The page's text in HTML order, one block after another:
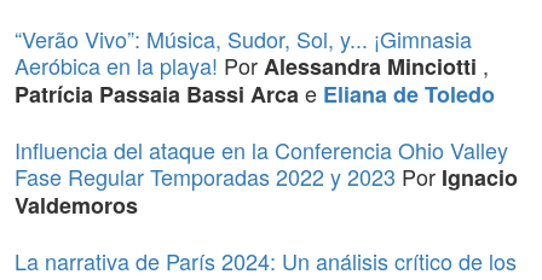
“Verão Vivo”: Música, Sudor, Sol, y... ¡Gimnasia
Aeróbica en la playa! PorAlessandra Minciotti ,
Patrícia Passaia Bassi Arcae Eliana de Toledo
Influencia del ataque en la Conferencia Ohio Valley
Fase Regular Temporadas 2022 y 2023 Por Ignacio
Valdemoros
La narrativa de París 2024: Un análisis crítico de los